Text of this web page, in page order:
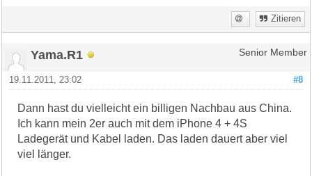
Zitieren
Yama.R1 Senior Member
#8
19.11.2011, 23:02
Dann hast du vielleicht ein billigen Nachbau aus China.
Ich kann mein 2er auch mit dem iPhone 4 + 4S
Ladegerät und Kabel laden. Das laden dauert aber viel
viel länger.